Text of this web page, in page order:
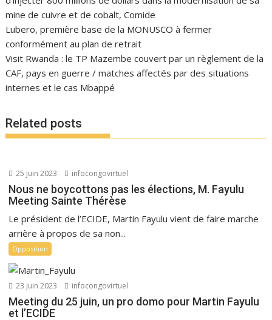
mine de cuivre et de cobalt, Comide
Lubero, première base de la MONUSCO à fermer
conformément au plan de retrait
Visit Rwanda : le TP Mazembe couvert par un règlement de la
CAF, pays en guerre / matches affectés par des situations
internes et le cas Mbappé
Related posts
25 juin 2023 infocongovirtuel
Nous ne boycottons pas les élections, M. Fayulu
Meeting Sainte Thérèse
Le président de l’ECIDE, Martin Fayulu vient de faire marche
arrière à propos de sa non...
Opposition
23 juin 2023 infocongovirtuel
Meeting du 25 juin, un pro domo pour Martin Fayulu
et l’ECIDE